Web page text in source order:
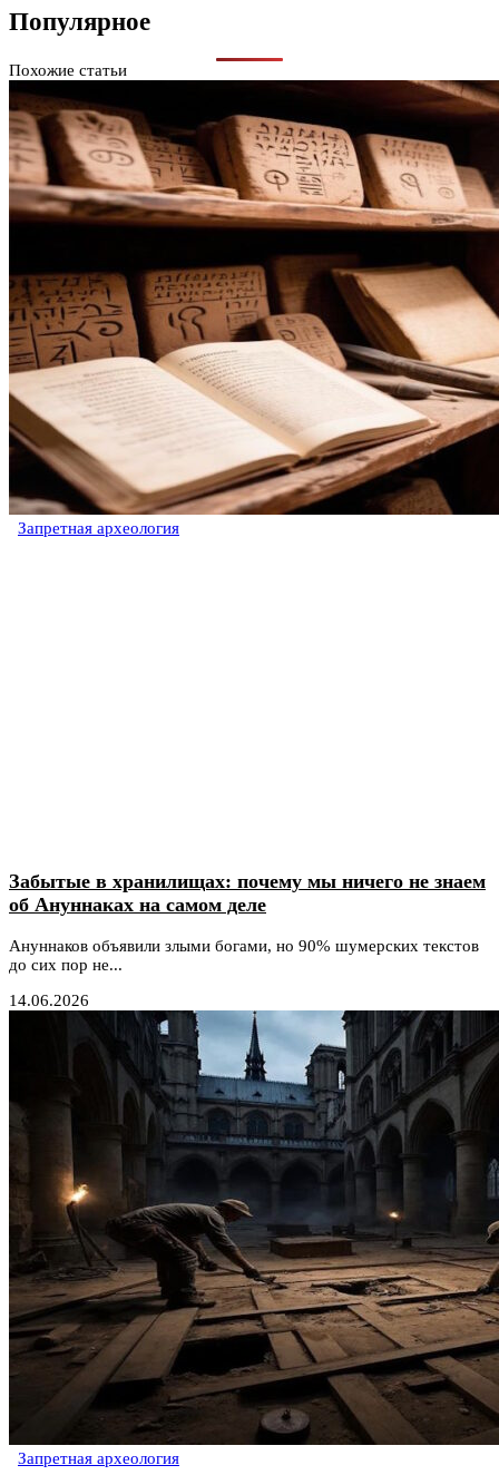
Популярное
Похожие статьи
Запретная археология
Забытые в хранилищах: почему мы ничего не знаем
об Ануннаках на самом деле
Ануннаков объявили злыми богами, но 90% шумерских текстов
до сих пор не...
14.06.2026
Запретная археология